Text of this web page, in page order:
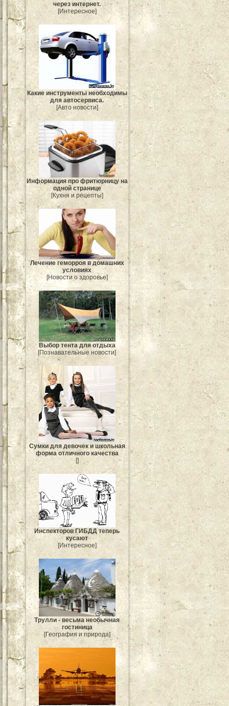
через интернет.
[Интересное]
Какие инструменты необходимы
для автосервиса.
[Авто новости]
Информация про фритюрницу на
одной странице
[Кухня и рецепты]
Лечение геморроя в домашних
условиях
[Новости о здоровье]
Выбор тента для отдыха
[Познавательные новости]
Сумки для девочек и школьная
форма отличного качества
[]
Инспекторов ГИБДД теперь
кусают
[Интересное]
Трулли - весьма необычная
гостиница
[География и природа]